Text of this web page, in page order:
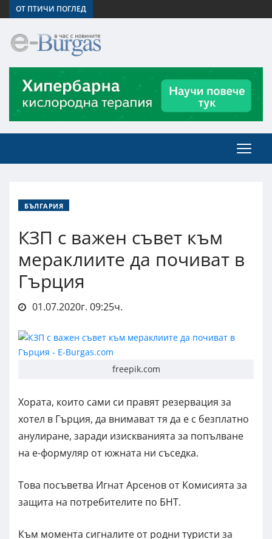
ОТ ПТИЧИ ПОГЛЕД
БЪЛГАРИЯ
КЗП с важен съвет към
мераклиите да почиват в
Гърция
01.07.2020г. 09:25ч.
freepik.com
Хората, които сами си правят резервация за
хотел в Гърция, да внимават тя да е с безплатно
анулиране, заради изискванията за попълване
на е-формуляр от южната ни съседка.
Това посъветва Игнат Арсенов от Комисията за
защита на потребителите по БНТ.
Към момента сигналите от родни туристи за